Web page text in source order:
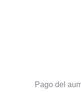
Pago del